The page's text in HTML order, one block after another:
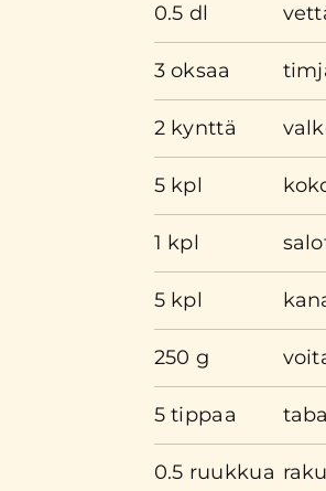
0.5 dl
3 oksaa
2 kynttä
5 kpl
1 kpl
5 kpl
250 g
5 tippaa
0.5 ruukkua